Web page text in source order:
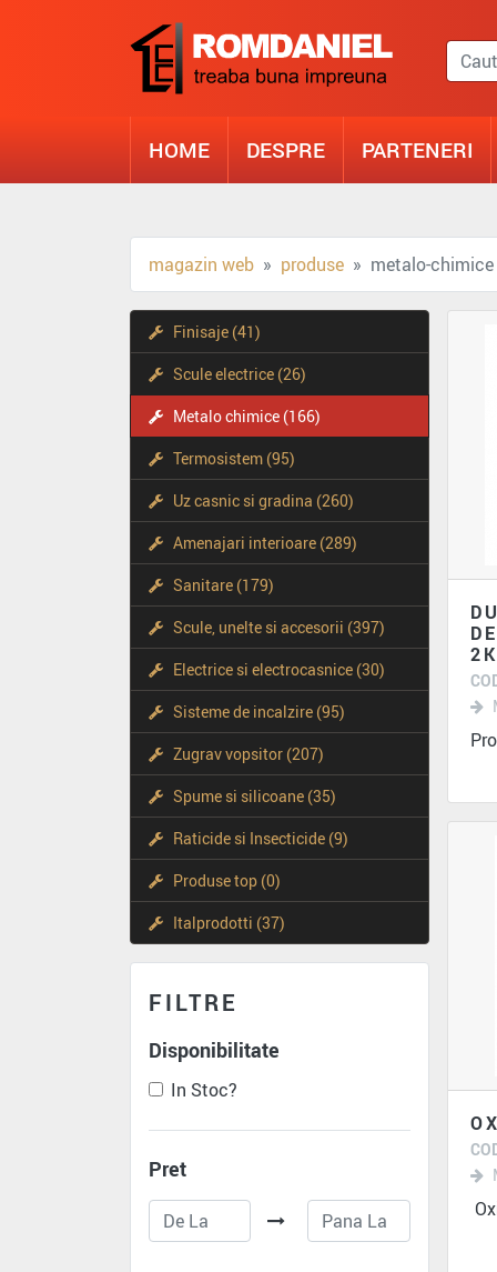
HOME DESPRE PARTENERI
magazin web produse metalo-chimice
Finisaje (41)
Scule electrice (26)
Metalo chimice (166)
Termosistem (95)
Uz casnic si gradina (260)
Amenajari interioare (289)
Sanitare (179)
Scule, unelte si accesorii (397)
Electrice si electrocasnice (30)
Sisteme de incalzire (95)
Zugrav vopsitor (207)
Spume si silicoane (35)
Raticide si Insecticide (9)
Produse top (0)
Italprodotti (37)
FILTRE
Disponibilitate
In Stoc?
Pret